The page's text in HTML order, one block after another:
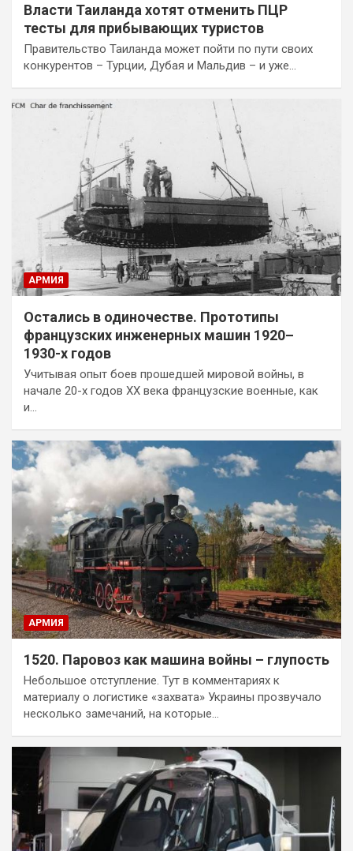
Власти Таиланда хотят отменить ПЦР
тесты для прибывающих туристов
Правительство Таиланда может пойти по пути своих
конкурентов – Турции, Дубая и Мальдив – и уже…
АРМИЯ
Остались в одиночестве. Прототипы
французских инженерных машин 1920–
1930-х годов
Учитывая опыт боев прошедшей мировой войны, в
начале 20-х годов ХХ века французские военные, как
и…
АРМИЯ
1520. Паровоз как машина войны – глупость
Небольшое отступление. Тут в комментариях к
материалу о логистике «захвата» Украины прозвучало
несколько замечаний, на которые…